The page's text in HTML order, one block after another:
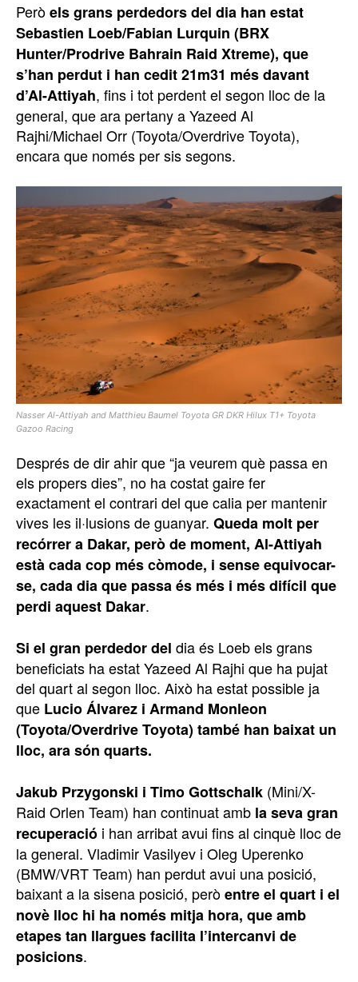
Peròels grans perdedors del dia han estat
Sebastien Loeb/Fabian Lurquin (BRX
Hunter/Prodrive Bahrain Raid Xtreme), que
s’han perdut i han cedit 21m31 més davant
d’Al-Attiyah, fins i tot perdent el segon lloc de la
general, que ara pertany a Yazeed Al
Rajhi/Michael Orr (Toyota/Overdrive Toyota),
encara que només per sis segons.
Nasser Al-Attiyah and Matthieu Baumel Toyota GR DKR Hilux T1+ Toyota
Gazoo Racing
Després de dir ahir que “ja veurem què passa en
els propers dies”, no ha costat gaire fer
exactament el contrari del que calia per mantenir
vives les il·lusions de guanyar. Queda molt per
recórrer a Dakar, però de moment, Al-Attiyah
està cada cop més còmode, i sense equivocar-
se, cada dia que passa és més i més difícil que
perdi aquest Dakar.
Si el gran perdedor del dia és Loeb els grans
beneficiats ha estat Yazeed Al Rajhi que ha pujat
del quart al segon lloc. Això ha estat possible ja
que Lucio Álvarez i Armand Monleon
(Toyota/Overdrive Toyota) també han baixat un
lloc, ara són quarts.
Jakub Przygonski i Timo Gottschalk (Mini/X-
Raid Orlen Team) han continuat amb la seva gran
recuperació i han arribat avui fins al cinquè lloc de
la general. Vladimir Vasilyev i Oleg Uperenko
(BMW/VRT Team) han perdut avui una posició,
baixant a la sisena posició, peròentre el quart i el
novè lloc hi ha només mitja hora, que amb
etapes tan llargues facilita l’intercanvi de
posicions.